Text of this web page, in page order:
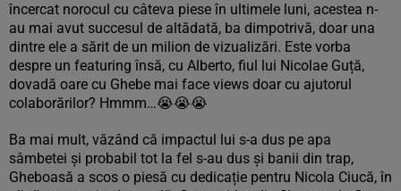
încercat norocul cu câteva piese în ultimele luni, acestea n-
au mai avut succesul de altădată, ba dimpotrivă, doar una
dintre ele a sărit de un milion de vizualizări. Este vorba
despre un featuring însă, cu Alberto, fiul lui Nicolae Guță,
dovadă oare cu Ghebe mai face views doar cu ajutorul
colaborărilor? Hmmm…😭😭😭
Ba mai mult, văzând că impactul lui s-a dus pe apa
sâmbetei și probabil tot la fel s-au dus și banii din trap,
Gheboasă a scos o piesă cu dedicație pentru Nicola Ciucă, în